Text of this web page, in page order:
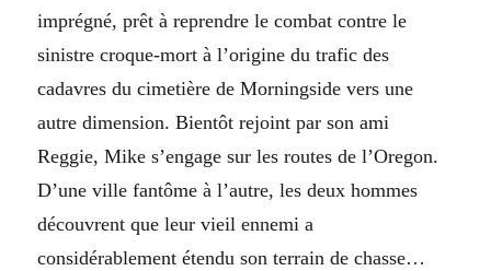
imprégné, prêt à reprendre le combat contre le
sinistre croque-mort à l’origine du trafic des
cadavres du cimetière de Morningside vers une
autre dimension. Bientôt rejoint par son ami
Reggie, Mike s’engage sur les routes de l’Oregon.
D’une ville fantôme à l’autre, les deux hommes
découvrent que leur vieil ennemi a
considérablement étendu son terrain de chasse…